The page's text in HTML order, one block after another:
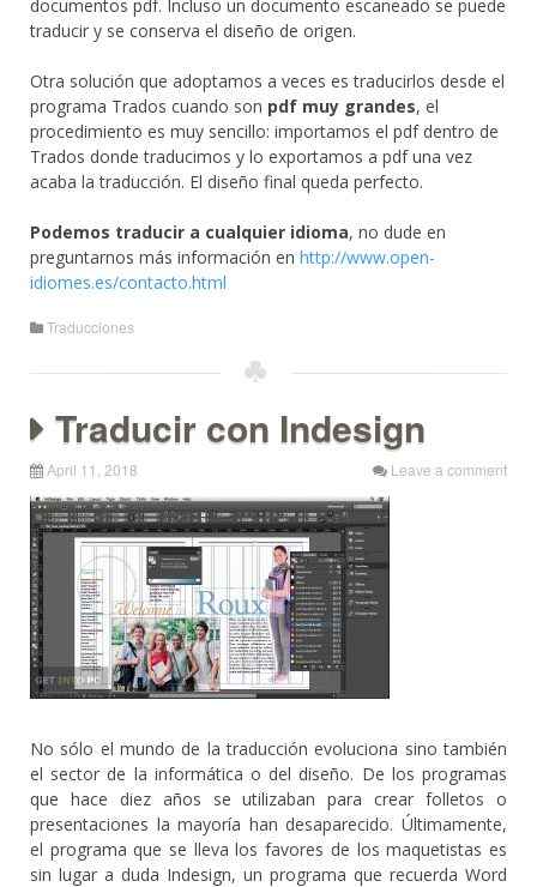
documentos pdf. Incluso un documento escaneado se puede
traducir y se conserva el diseño de origen.
Otra solución que adoptamos a veces es traducirlos desde el
programa Trados cuando son pdf muy grandes, el
procedimiento es muy sencillo: importamos el pdf dentro de
Trados donde traducimos y lo exportamos a pdf una vez
acaba la traducción. El diseño final queda perfecto.
Podemos traducir a cualquier idioma, no dude en
preguntarnos más información en http://www.open-
idiomes.es/contacto.html
Traducciones
Traducir con Indesign
April 11, 2018 Leave a comment
No sólo el mundo de la traducción evoluciona sino también
el sector de la informática o del diseño. De los programas
que hace diez años se utilizaban para crear folletos o
presentaciones la mayoría han desaparecido. Últimamente,
el programa que se lleva los favores de los maquetistas es
sin lugar a duda Indesign, un programa que recuerda Word